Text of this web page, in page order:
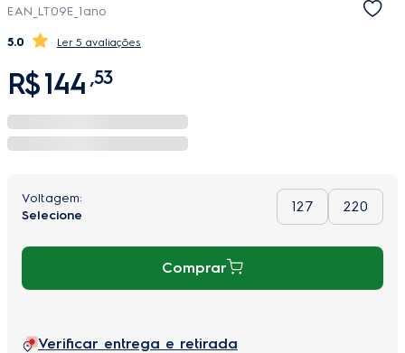
EAN_LT09E_1ano
5.0 5 avaliações
R$144 ,53
127 220
Comprar
Verificar entrega e retirada